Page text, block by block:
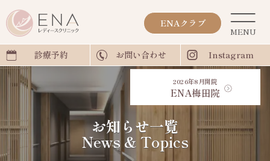
診療予約 お問い合わせ Instagram
ENAクラブ
2026年8月開院
ENA梅田院
お知らせ一覧
News & Topics